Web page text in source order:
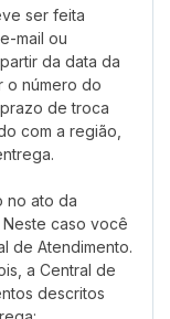
ser feita
mail ou
da data da
o número do
de troca
com a região,
no ato da
caso você
de Atendimento.
a Central de
descritos